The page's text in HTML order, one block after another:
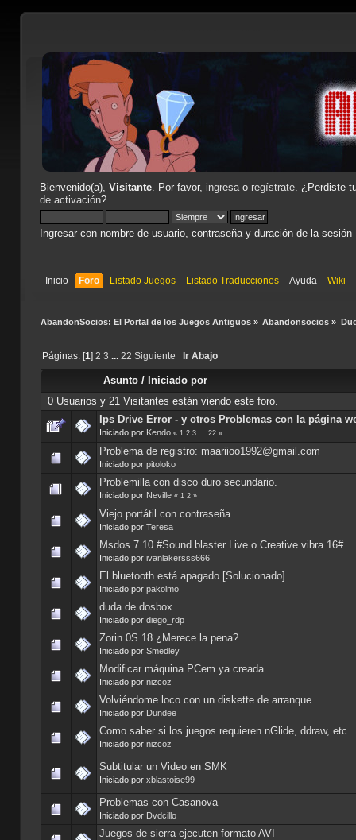
Bienvenido(a), Visitante. Por favor, ingresao regístrate. ¿Perdiste
de activación?
Ingresar con nombre de usuario, contraseña y duración de la sesión
Inicio Foro Listado Juegos Listado Traducciones Ayuda Wiki
AbandonSocios: El Portal de los Juegos Antiguos» Abandonsocios »
Páginas: [1] 2 3 ... 22 Siguiente Ir Abajo
Asunto/ Iniciado por
0 Usuarios y 21 Visitantes están viendo este foro.
Ips Drive Error - y otros Problemas con la página
Iniciado por Kendo « 1 2 3 22»
Problema de registro: maariioo1992@gmail.com
Iniciado por pitoloko
Problemilla con disco duro secundario.
Iniciado por Neville « 1 2»
Viejo portátil con contraseña
Iniciado por Teresa
Msdos 7.10 #Sound blaster Live o Creative vibra 16#
Iniciado por ivanlakersss666
El bluetooth está apagado [Solucionado]
Iniciado por pakolmo
duda de dosbox
Iniciado por diego_rdp
Zorin 0S 18 ¿Merece la pena?
Iniciado por Smedley
Modificar máquina PCem ya creada
Iniciado por nizcoz
Volviéndome loco con un diskette de arranque
Iniciado por Dundee
Como saber si los juegos requieren nGlide, ddraw, etc
Iniciado por nizcoz
Subtitular un Video en SMK
Iniciado por xblastoise99
Problemas con Casanova
Iniciado por Dvdcillo
Juegos de sierra ejecuten formato AVI